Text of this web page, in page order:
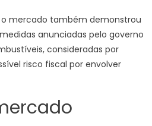
mercado também demonstrou
anunciadas pelo governo
consideradas por
risco fiscal por envolver